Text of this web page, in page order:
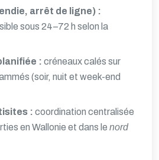
arrêt de ligne) :
sous 24–72 h selon la
: créneaux calés sur
(soir, nuit et week-end
: coordination centralisée
en Wallonie et dans le nord